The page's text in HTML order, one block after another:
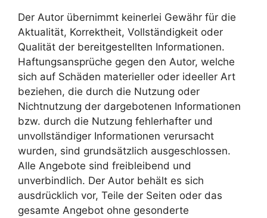
Der Autor übernimmt keinerlei Gewähr für die
Aktualität, Korrektheit, Vollständigkeit oder
Qualität der bereitgestellten Informationen.
Haftungsansprüche gegen den Autor, welche
sich auf Schäden materieller oder ideeller Art
beziehen, die durch die Nutzung oder
Nichtnutzung der dargebotenen Informationen
bzw. durch die Nutzung fehlerhafter und
unvollständiger Informationen verursacht
wurden, sind grundsätzlich ausgeschlossen.
Alle Angebote sind freibleibend und
unverbindlich. Der Autor behält es sich
ausdrücklich vor, Teile der Seiten oder das
gesamte Angebot ohne gesonderte